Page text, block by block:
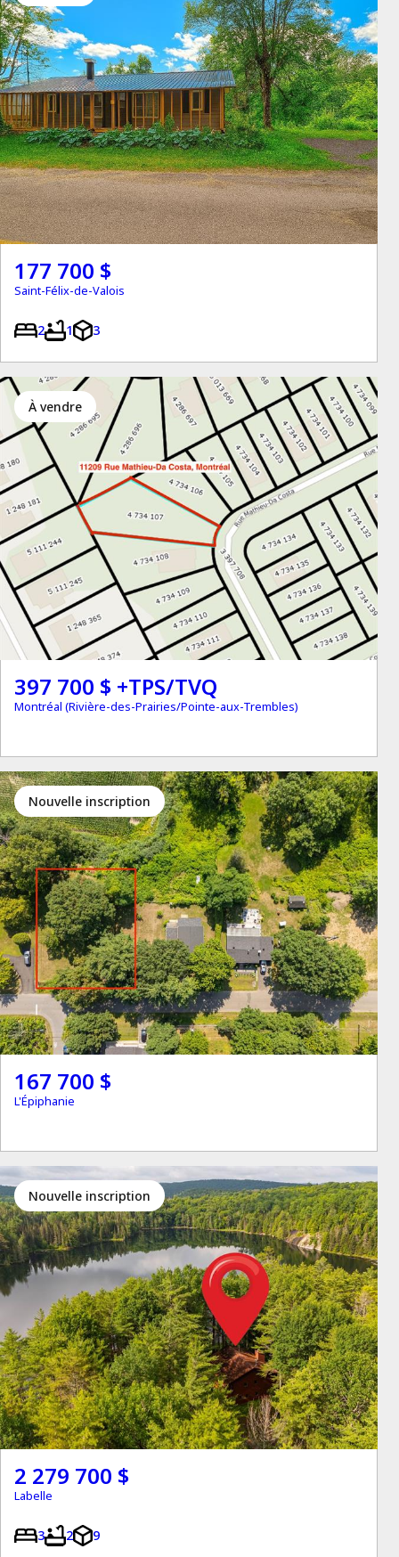
177 700 $
Saint-Félix-de-Valois
2 1 3
à vendre
397 700 $ +TPS/TVQ
Montréal (Rivière-des-Prairies/Pointe-aux-Trembles)
Nouvelle inscription
167 700 $
L'Épiphanie
Nouvelle inscription
2 279 700 $
Labelle
3 2 9